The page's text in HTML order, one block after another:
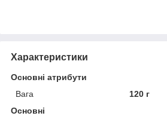
Характеристики
Основні атрибути
Вага
120 г
Основні